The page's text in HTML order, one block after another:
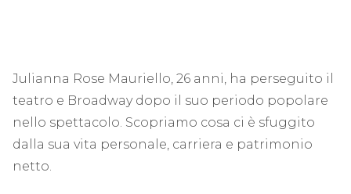
Julianna Rose Mauriello, 26 anni, ha perseguito il
teatro e Broadway dopo il suo periodo popolare
nello spettacolo. Scopriamo cosa ci è sfuggito
dalla sua vita personale, carriera e patrimonio
netto.